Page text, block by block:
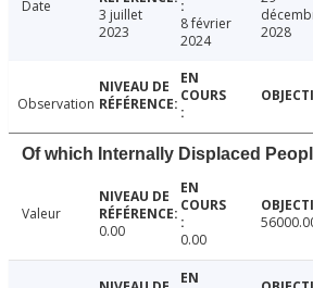
Date
3 juillet
2023
8 février
2024
2028
Observation
Of which Internally Displaced
Valeur
0.00
0.00